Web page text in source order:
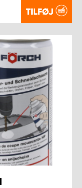
TILFØJ